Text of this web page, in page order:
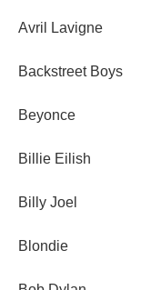
Avril Lavigne
Backstreet Boys
Beyonce
Billie Eilish
Billy Joel
Blondie